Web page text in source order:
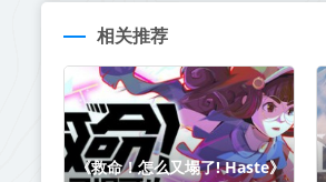
相关推荐
《救命！怎么又塌了! Haste》